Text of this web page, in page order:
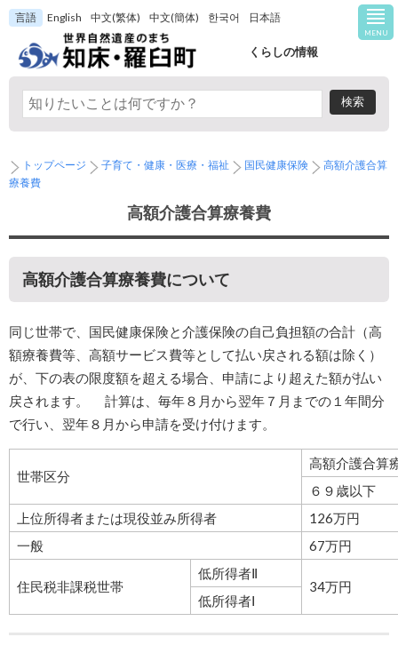
言語 English 中文(繁体) 中文(簡体) 한국어 日本語
くらしの情報
トップページ 子育て・健康・医療・福祉 国民健康保険
高額介護合算
療養費
高額介護合算療養費
高額介護合算療養費について
同じ世帯で、国民健康保険と介護保険の自己負担額の合計（高
額療養費等、高額サービス費等として払い戻される額は除く）
が、下の表の限度額を超える場合、申請により超えた額が払い
戻されます。 計算は、毎年８月から翌年７月までの１年間分
で行い、翌年８月から申請を受け付けます。
世帯区分
高額介護合算
６９歳以下
上位所得者または現役並み所得者
126万円
一般
67万円
住民税非課税世帯
低所得者Ⅱ
34万円
低所得者Ⅰ
MENU